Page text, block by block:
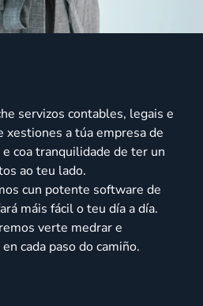
servizos contables, legais e
xestiones a túa empresa de
coa tranquilidade de ter un
ao teu lado.
cun potente software de
máis fácil o teu día a día.
verte medrar e
cada paso do camiño.